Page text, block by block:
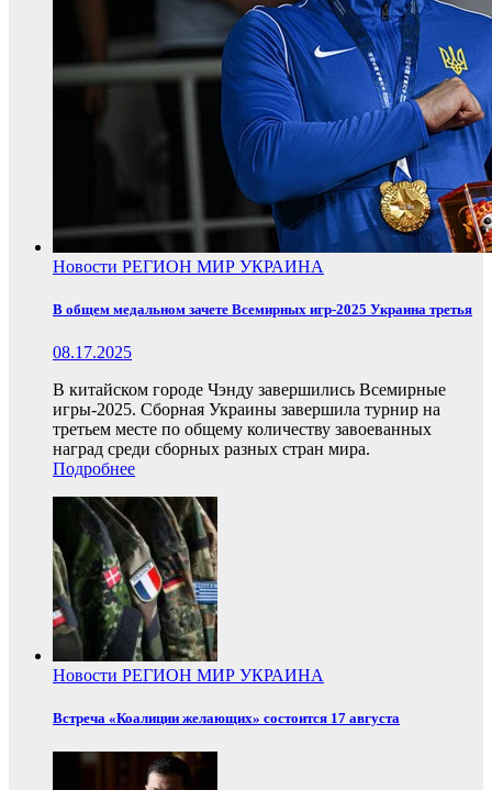
Новости РЕГИОН МИР УКРАИНА
В общем медальном зачете Всемирных игр-2025 Украина третья
08.17.2025
В китайском городе Чэнду завершились Всемирные
игры-2025. Сборная Украины завершила турнир на
третьем месте по общему количеству завоеванных
наград среди сборных разных стран мира.
Подробнее
Новости РЕГИОН МИР УКРАИНА
Встреча «Коалиции желающих» состоится 17 августа